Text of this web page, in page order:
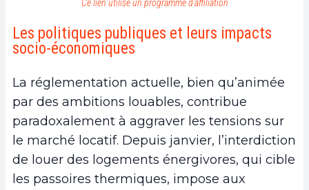
Ce lien utilise un programme d’affiliation
Les politiques publiques et leurs impacts
socio-économiques
La réglementation actuelle, bien qu’animée
par des ambitions louables, contribue
paradoxalement à aggraver les tensions sur
le marché locatif. Depuis janvier, l’interdiction
de louer des logements énergivores, qui cible
les passoires thermiques, impose aux